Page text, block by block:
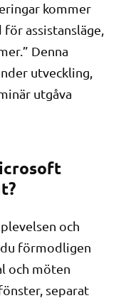
kommer
assistansläge,
Denna
utveckling,
utgåva
och
förmodligen
och möten
separat